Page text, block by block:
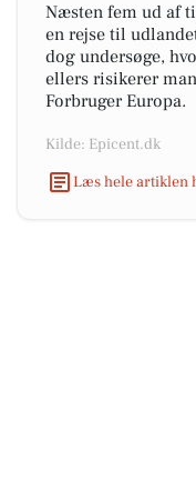
Næsten fem ud af
en rejse til
dog undersøge,
ellers risikerer
Forbruger Europa.
Kilde: Epicent.dk
Læs hele artiklen